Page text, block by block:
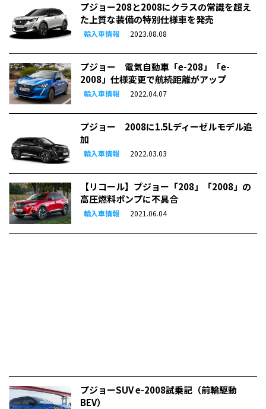
プジョー208と2008にクラスの常識を超え
た上質な装備の特別仕様車を発売
輸入車情報 2023.08.08
プジョー 電気自動車「e-208」「e-
2008」仕様変更で航続距離がアップ
輸入車情報 2022.04.07
プジョー 2008に1.5Lディーゼルモデル追
加
輸入車情報 2022.03.03
【リコール】プジョー「208」「2008」の
高圧燃料ポンプに不具合
輸入車情報 2021.06.04
プジョーSUV e-2008試乗記（前輪駆動
BEV）